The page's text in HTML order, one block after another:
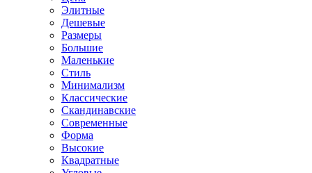
Элитные
Дешевые
Размеры
Большие
Маленькие
Стиль
Минимализм
Классические
Скандинавские
Современные
Форма
Высокие
Квадратные